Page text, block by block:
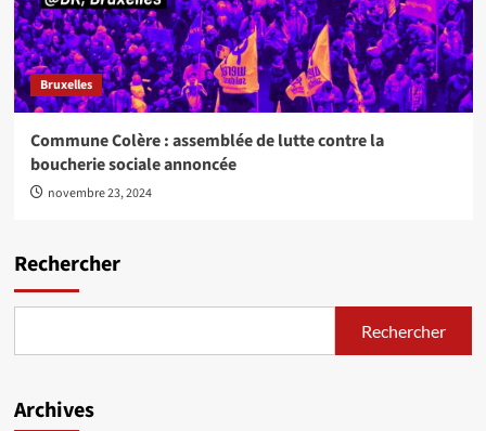
Bruxelles
Commune Colère : assemblée de lutte contre la
boucherie sociale annoncée
novembre 23, 2024
Rechercher
Rechercher
Archives